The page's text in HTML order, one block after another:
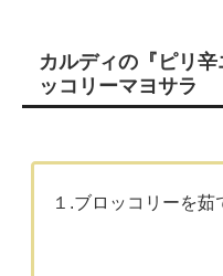
カルディの『ピリ
ッコリーマヨサラ
１.ブロッコリーを茹